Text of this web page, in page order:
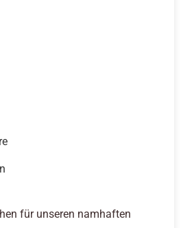
für unseren namhaften